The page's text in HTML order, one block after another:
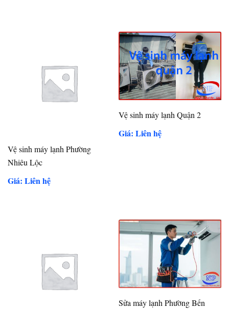
Vệ sinh máy lạnh Phường
Nhiêu Lộc
Giá: Liên hệ
Vệ sinh máy lạnh Quận 2
Giá: Liên hệ
Sửa máy lạnh Phường Bến